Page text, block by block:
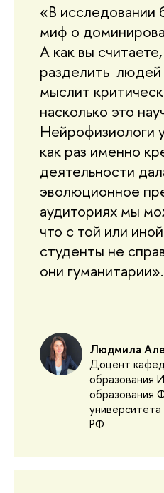
«В исследовании
миф о
А как вы
разделить людей
мыслит
насколько это
Нейрофизиологи
как раз именно
деятельности
эволюционное
аудиториях мы
что с той или
студенты не
они гуманитарии».
Людмила
Доцент
образования
образования
РФ